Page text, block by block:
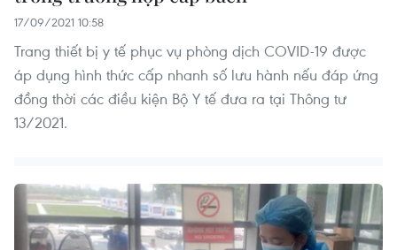
17/09/2021 10:58
Trang thiết bị y tế phục vụ phòng dịch COVID-19 được
áp dụng hình thức cấp nhanh số lưu hành nếu đáp ứng
đồng thời các điều kiện Bộ Y tế đưa ra tại Thông tư
13/2021.